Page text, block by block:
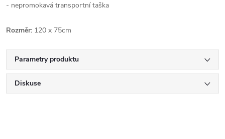
- nepromokavá transportní taška
Rozměr: 120 x 75cm
Parametry produktu
Diskuse